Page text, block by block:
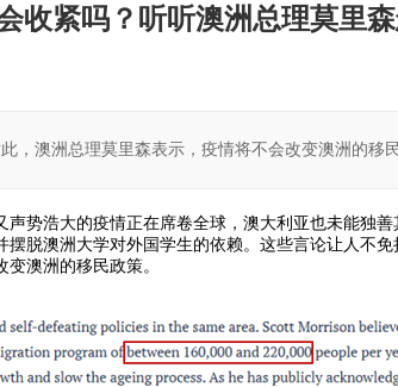
收紧吗？听听澳洲总理莫里森
，澳洲总理莫里森表示，疫情将不会改变澳洲的移民
声势浩大的疫情正在席卷全球，澳大利亚也未能独
摆脱澳洲大学对外国学生的依赖。这些言论让人不
澳洲的移民政策。